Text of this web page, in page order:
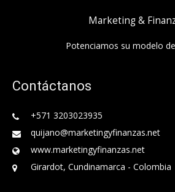
Marketing &
Potenciamos su modelo
Contáctanos
+571 3203023935
quijano@marketingyfinanzas.net
www.marketingyfinanzas.net
Girardot, Cundinamarca - Colombia